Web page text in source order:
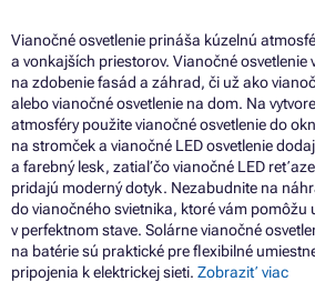
Vianočné osvetlenie prináša kúzelnú
a vonkajších priestorov. Vianočné osvetlenie
na zdobenie fasád a záhrad, či už ako
alebo vianočné osvetlenie na dom. Na
atmosféry použite vianočné osvetlenie do
na stromček a vianočné LED osvetlenie
a farebný lesk, zatiaľ čo vianočné LED
pridajú moderný dotyk. Nezabudnite na
do vianočného svietnika, ktoré vám pomôžu
v perfektnom stave. Solárne vianočné
na batérie sú praktické pre flexibilné
pripojenia k elektrickej sieti. Zobraziť viac